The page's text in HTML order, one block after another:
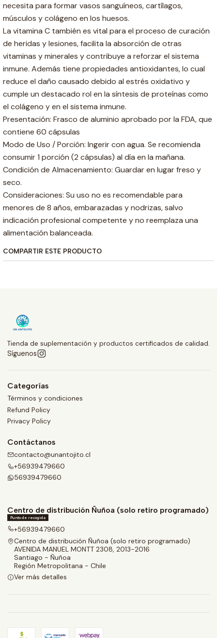
necesita para formar vasos sanguíneos, cartílagos,
músculos y colágeno en los huesos.
La vitamina C también es vital para el proceso de curación
de heridas y lesiones, facilita la absorción de otras
vitaminas y minerales y contribuye a reforzar el sistema
inmune. Además tiene propiedades antioxidantes, lo cual
reduce el daño causado debido al estrés oxidativo y
cumple un destacado rol en la síntesis de proteínas como
el colágeno y en el sistema inmune.
Presentación: Frasco de aluminio aprobado por la FDA, que
contiene 60 cápsulas
Modo de Uso / Porción: Ingerir con agua. Se recomienda
consumir 1 porción (2 cápsulas) al día en la mañana.
Condición de Almacenamiento: Guardar en lugar freso y
seco.
Consideraciones: Su uso no es recomendable para
menores de 8 años, embarazadas y nodrizas, salvo
indicación profesional competente y no reemplaza una
alimentación balanceada.
COMPARTIR ESTE PRODUCTO
Tienda de suplementación y productos certificados de calidad.
Síguenos
Categorías
Términos y condiciones
Refund Policy
Privacy Policy
Contáctanos
contacto@unantojito.cl
+56939479660
56939479660
Centro de distribución Ñuñoa (solo retiro programado)
Punto de recogida
+56939479660
Centro de distribución Ñuñoa (solo retiro programado)
AVENIDA MANUEL MONTT 2308, 2013-2016
Santiago - Ñuñoa
Región Metropolitana - Chile
Ver más detalles